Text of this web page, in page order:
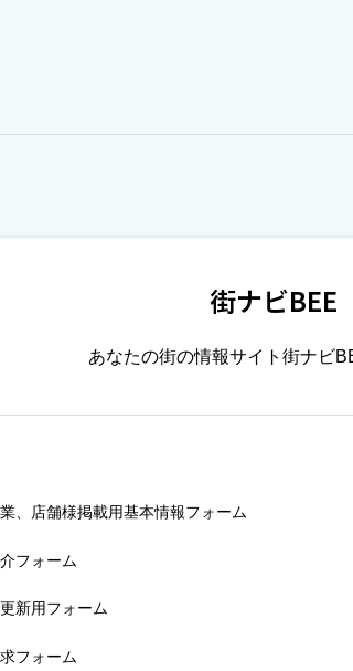
街ナビBEE
あなたの街の情報サイト街ナビ
、店舗様掲載用基本情報フォーム
フォーム
新用フォーム
フォーム